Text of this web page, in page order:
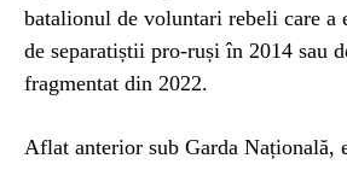
batalionul de voluntari rebeli care
de separatiștii pro-ruși în 2014 sau
fragmentat din 2022.
Aflat anterior sub Garda Națională,